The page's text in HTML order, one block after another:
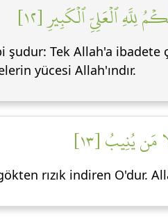
ٱلۡعَلِيِّ ٱلۡكَبِيرِ [١٢]
Tek Allah'a ibadete
yücesi Allah'ındır.
يُنِيبُ [١٣]
rızık indiren O'dur.